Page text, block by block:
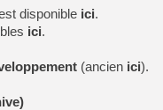
disponible ici.
ici.
(ancien ici).